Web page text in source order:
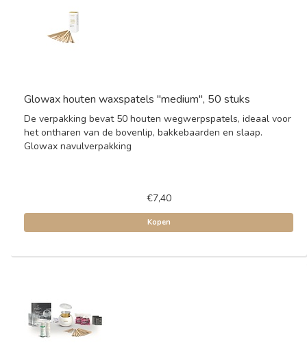
Glowax houten waxspatels "medium", 50 stuks
De verpakking bevat 50 houten wegwerpspatels, ideaal voor
het ontharen van de bovenlip, bakkebaarden en slaap.
Glowax navulverpakking
€7,40
Kopen